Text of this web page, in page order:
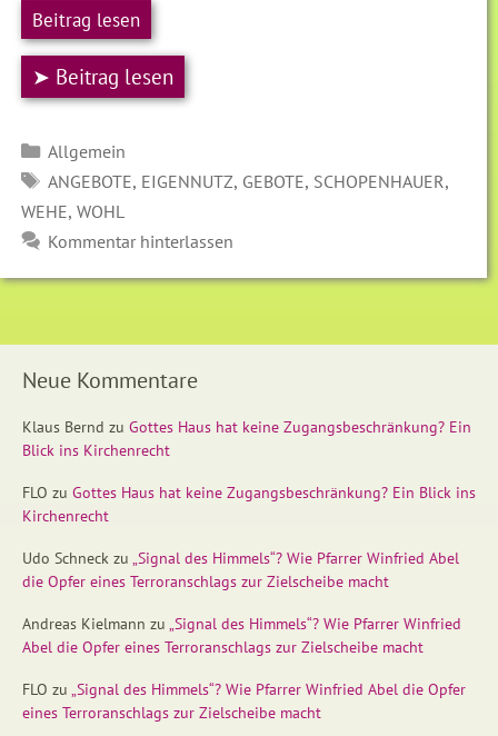
Beitrag lesen
➤ Beitrag lesen
Kategorien
Allgemein
SCHLAGWÖRTER
ANGEBOTE, EIGENNUTZ, GEBOTE, SCHOPENHAUER,
WEHE,WOHL
Kommentar hinterlassen
Neue Kommentare
Klaus Bernd zu Gottes Haus hat keine Zugangsbeschränkung? Ein
Blick ins Kirchenrecht
FLO zu Gottes Haus hat keine Zugangsbeschränkung? Ein Blick ins
Kirchenrecht
Udo Schneck zu „Signal des Himmels“? Wie Pfarrer Winfried Abel
die Opfer eines Terroranschlags zur Zielscheibe macht
Andreas Kielmann zu „Signal des Himmels“? Wie Pfarrer Winfried
Abel die Opfer eines Terroranschlags zur Zielscheibe macht
FLO zu „Signal des Himmels“? Wie Pfarrer Winfried Abel die Opfer
eines Terroranschlags zur Zielscheibe macht